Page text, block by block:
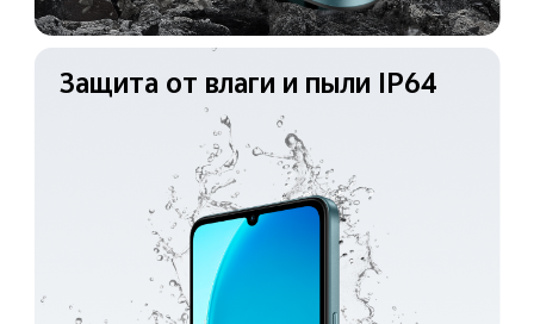
Защита от влаги и пыли IP64